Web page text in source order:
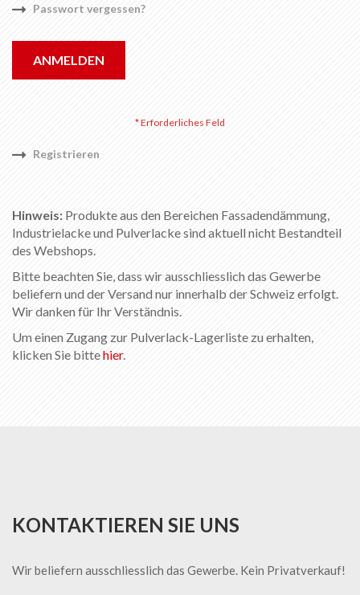
ANMELDEN
Passwort vergessen?
Registrieren
Hinweis: Produkte aus den Bereichen Fassadendämmung,
Industrielacke und Pulverlacke sind aktuell nicht Bestandteil
des Webshops.
Bitte beachten Sie, dass wir ausschliesslich das Gewerbe
beliefern und der Versand nur innerhalb der Schweiz erfolgt.
Wir danken für Ihr Verständnis.
Um einen Zugang zur Pulverlack-Lagerliste zu erhalten,
klicken Sie bittehier.
KONTAKTIEREN SIE UNS
Wir beliefern ausschliesslich das Gewerbe. Kein Privatverkauf!